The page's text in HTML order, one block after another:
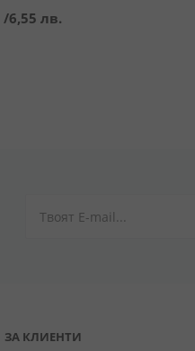
/6,55 лв.
ЗА КЛИЕНТИ